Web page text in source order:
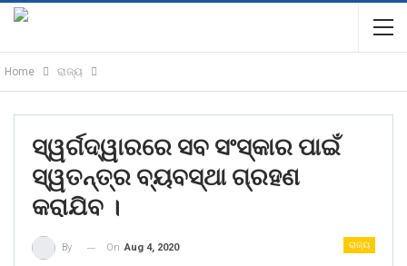
Home ରାଜ୍ୟ
ସ୍ୱର୍ଗଦ୍ୱାରରେ ସବ ସଂସ୍କାର ପାଇଁ
ସ୍ୱତନ୍ତ୍ର ବ୍ୟବସ୍ଥା ଗ୍ରହଣ
କରାଯିବ ।
ରାଜ୍ୟ
By On Aug 4, 2020